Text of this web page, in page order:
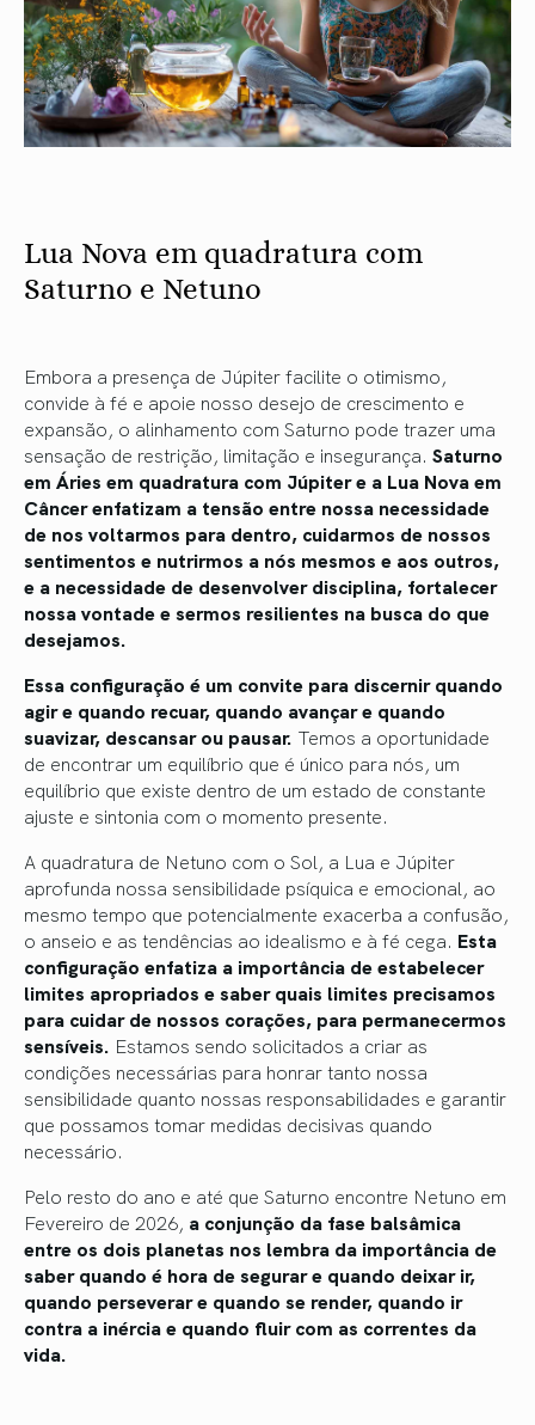
Lua Nova em quadratura com
Saturno e Netuno
Embora a presença de Júpiter facilite o otimismo,
convide à fé e apoie nosso desejo de crescimento e
expansão, o alinhamento com Saturno pode trazer uma
sensação de restrição, limitação e insegurança. Saturno
em Áries em quadratura com Júpiter e a Lua Nova em
Câncer enfatizam a tensão entre nossa necessidade
de nos voltarmos para dentro, cuidarmos de nossos
sentimentos e nutrirmos a nós mesmos e aos outros,
e a necessidade de desenvolver disciplina, fortalecer
nossa vontade e sermos resilientes na busca do que
desejamos.
Essa configuração é um convite para discernir quando
agir e quando recuar, quando avançar e quando
suavizar, descansar ou pausar. Temos a oportunidade
de encontrar um equilíbrio que é único para nós, um
equilíbrio que existe dentro de um estado de constante
ajuste e sintonia com o momento presente.
A quadratura de Netuno com o Sol, a Lua e Júpiter
aprofunda nossa sensibilidade psíquica e emocional, ao
mesmo tempo que potencialmente exacerba a confusão,
o anseio e as tendências ao idealismo e à fé cega. Esta
configuração enfatiza a importância de estabelecer
limites apropriados e saber quais limites precisamos
para cuidar de nossos corações, para permanecermos
sensíveis. Estamos sendo solicitados a criar as
condições necessárias para honrar tanto nossa
sensibilidade quanto nossas responsabilidades e garantir
que possamos tomar medidas decisivas quando
necessário.
Pelo resto do ano e até que Saturno encontre Netuno em
Fevereiro de 2026, a conjunção da fase balsâmica
entre os dois planetas nos lembra da importância de
saber quando é hora de segurar e quando deixar ir,
quando perseverar e quando se render, quando ir
contra a inércia e quando fluir com as correntes da
vida.